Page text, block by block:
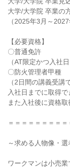
大学/大学院 卒業の
（2025年3月～
【必要資格】
〇普通免許
（AT限定かつ入社
〇防火管理者甲種
（2日間の講義受講
入社日までに取得で
また入社後に資格取
＝＝＝＝＝＝＝＝
～求める人物像・選
ワークマンは小売業